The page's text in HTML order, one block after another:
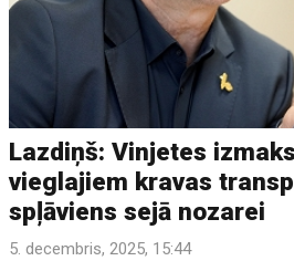
Lazdiņš: Vinjetes
vieglajiem kravas
spļāviens sejā nozarei
5. decembris, 2025, 15:44